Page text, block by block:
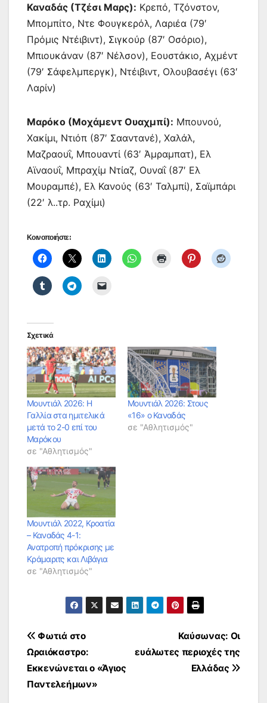
Καναδάς (Τζέσι Μαρς): Κρεπό, Τζόνστον,
Μπομπίτο, Nτε Φουγκερόλ, Λαριέα (79′
Πρόμις Ντέιβιντ), Σιγκούρ (87′ Οσόριο),
Μπιουκάναν (87′ Νέλσον), Εουστάκιο, Αχμέντ
(79′ Σάφελμπεργκ), Ντέιβιντ, Ολουβασέγι (63′
Λαρίν)
Μαρόκο (Μοχάμεντ Ουαχμπί): Μπουνού,
Χακίμι, Ντιόπ (87′ Σααντανέ), Χαλάλ,
Μαζραουΐ, Μπουαντί (63′ Άμραμπατ), Ελ
Αϊναουΐ, Μπραχίμ Ντίαζ, Ουναΐ (87′ Ελ
Μουραμπέ), Ελ Κανούς (63′ Ταλμπί), Σαϊμπάρι
(22′ λ..τρ. Ραχίμι)
Κοινοποιήστε:
Σχετικά
Μουντιάλ 2026: Η
Γαλλία στα ημιτελικά
μετά το 2-0 επί του
Μαρόκου
σε "Αθλητισμός"
Μουντιάλ 2026: Στους
«16» ο Καναδάς
σε "Αθλητισμός"
Μουντιάλ 2022, Κροατία
– Καναδάς 4-1:
Ανατροπή πρόκρισης με
Κράμαριτς και Λιβάγια
σε "Αθλητισμός"
Πλοήγηση
άρθρων
Καύσωνας: Οι
ευάλωτες περιοχές της
Ελλάδας
Φωτιά στο
Ωραιόκαστρο:
Εκκενώνεται ο «Άγιος
Παντελεήμων»